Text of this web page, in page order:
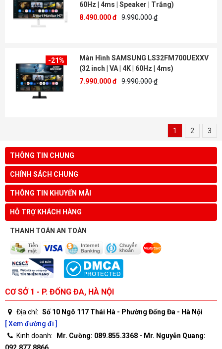
60Hz | 4ms | Speaker | Trắng)
8.490.000 đ 9.990.000 ₫
-21%
Màn Hình SAMSUNG LS32FM700UEXXV
(32 inch | VA | 4K | 60Hz | 4ms)
7.990.000 đ 9.990.000 ₫
1 2 3
THÔNG TIN CHUNG
CHÍNH SÁCH CHUNG
THÔNG TIN KHUYẾN MÃI
HỖ TRỢ KHÁCH HÀNG
THANH TOÁN AN TOÀN
CƠ SỞ 1 - P. ĐỐNG ĐA, HÀ NỘI
Địa chỉ: Số 10 Ngõ 117 Thái Hà - Phường Đống Đa - Hà Nội
[ Xem đường đi ]
Kinh doanh:
Mr. Cường: 089.855.3368 - Mr. Nguyễn Quang: